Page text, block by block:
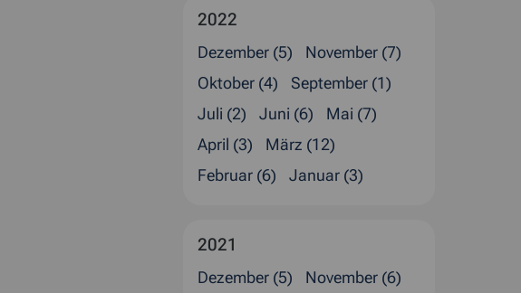
2022
Dezember (5)
November (7)
Oktober (4)
September (1)
Juli (2)
Juni (6)
Mai (7)
April (3)
März (12)
Februar (6)
Januar (3)
2021
Dezember (5)
November (6)